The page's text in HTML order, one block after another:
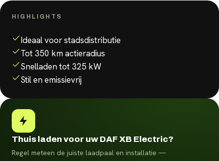
HIGHLIGHTS
Ideaal voor stadsdistributie
Tot 350 km actieradius
Snelladen tot 325 kW
Stil en emissievrij
Thuis laden voor uw DAF XB Electric?
Regel meteen de juiste laadpaal en installatie —